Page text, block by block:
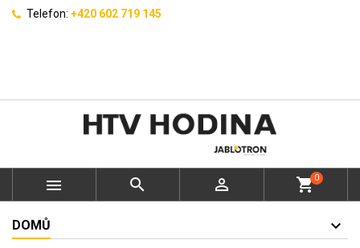
Telefon: +420 602 719 145
   shopping_cart0
DOMŮ